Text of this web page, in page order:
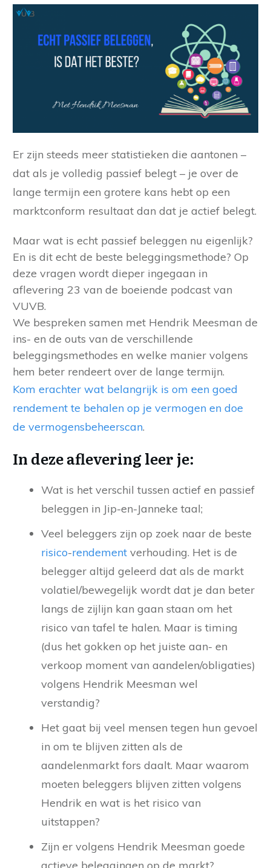
Er zijn steeds meer statistieken die aantonen –
dat als je volledig passief belegt – je over de
lange termijn een grotere kans hebt op een
marktconform resultaat dan dat je actief belegt.
Maar wat is echt passief beleggen nu eigenlijk?
En is dit echt de beste beleggingsmethode? Op
deze vragen wordt dieper ingegaan in
aflevering 23 van de boeiende podcast van
VUVB.
We bespreken samen met Hendrik Meesman de
ins- en de outs van de verschillende
beleggingsmethodes en welke manier volgens
hem beter rendeert over de lange termijn.
Kom erachter wat belangrijk is om een goed
rendement te behalen op je vermogen en doe
de vermogensbeheerscan.
In deze aflevering leer je:
Wat is het verschil tussen actief en passief
beleggen in Jip-en-Janneke taal;
Veel beleggers zijn op zoek naar de beste
risico-rendement verhouding. Het is de
belegger altijd geleerd dat als de markt
volatiel/bewegelijk wordt dat je dan beter
langs de zijlijn kan gaan staan om het
risico van tafel te halen. Maar is timing
(dus het gokken op het juiste aan- en
verkoop moment van aandelen/obligaties)
volgens Hendrik Meesman wel
verstandig?
Het gaat bij veel mensen tegen hun gevoel
in om te blijven zitten als de
aandelenmarkt fors daalt. Maar waarom
moeten beleggers blijven zitten volgens
Hendrik en wat is het risico van
uitstappen?
Zijn er volgens Hendrik Meesman goede